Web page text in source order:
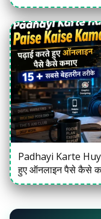
Padhayi Karte
हुए ऑनलाइन पैसे कैसे